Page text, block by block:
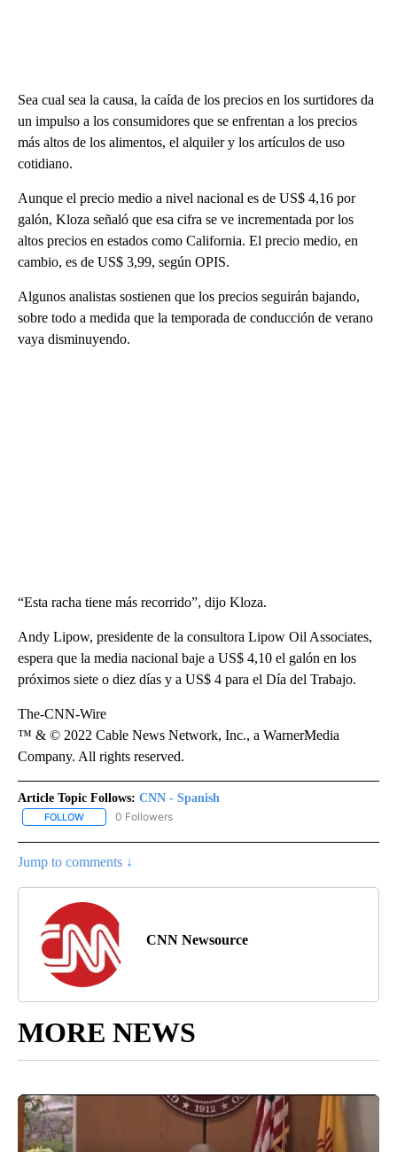
Sea cual sea la causa, la caída de los precios en los surtidores da
un impulso a los consumidores que se enfrentan a los precios
más altos de los alimentos, el alquiler y los artículos de uso
cotidiano.
Aunque el precio medio a nivel nacional es de US$ 4,16 por
galón, Kloza señaló que esa cifra se ve incrementada por los
altos precios en estados como California. El precio medio, en
cambio, es de US$ 3,99, según OPIS.
Algunos analistas sostienen que los precios seguirán bajando,
sobre todo a medida que la temporada de conducción de verano
vaya disminuyendo.
“Esta racha tiene más recorrido”, dijo Kloza.
Andy Lipow, presidente de la consultora Lipow Oil Associates,
espera que la media nacional baje a US$ 4,10 el galón en los
próximos siete o diez días y a US$ 4 para el Día del Trabajo.
The-CNN-Wire
™ & © 2022 Cable News Network, Inc., a WarnerMedia
Company. All rights reserved.
Article Topic Follows: CNN - Spanish
FOLLOW FOLLOW "CNN - SPANISH" TO RECEIVE NOTIFICATIONS ABOUT
0 Followers
Jump to comments ↓
CNN Newsource
MORE NEWS